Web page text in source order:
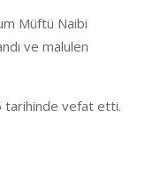
Müftü Naibi
ve malulen
tarihinde vefat etti.